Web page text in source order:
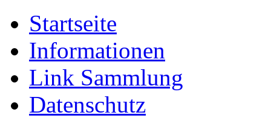
Startseite
Informationen
Link Sammlung
Datenschutz